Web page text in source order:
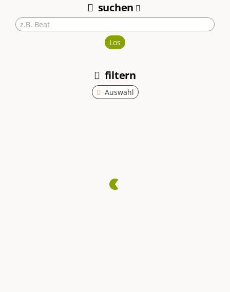
TU
Braunschweig
Thema
suchen
Los
filtern
Auswahl